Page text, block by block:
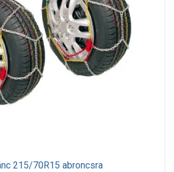
215/70R15 abroncsra